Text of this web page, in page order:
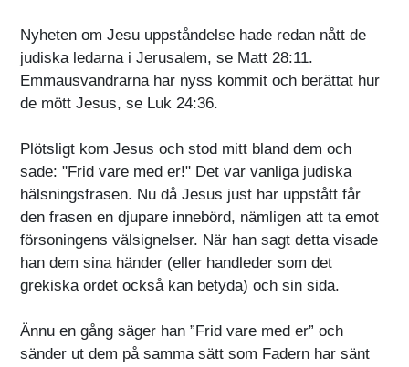
Nyheten om Jesu uppståndelse hade redan nått de
judiska ledarna i Jerusalem, se Matt 28:11.
Emmausvandrarna har nyss kommit och berättat hur
de mött Jesus, se Luk 24:36.
Plötsligt kom Jesus och stod mitt bland dem och
sade: "Frid vare med er!" Det var vanliga judiska
hälsningsfrasen. Nu då Jesus just har uppstått får
den frasen en djupare innebörd, nämligen att ta emot
försoningens välsignelser. När han sagt detta visade
han dem sina händer (eller handleder som det
grekiska ordet också kan betyda) och sin sida.
Ännu en gång säger han ”Frid vare med er” och
sänder ut dem på samma sätt som Fadern har sänt